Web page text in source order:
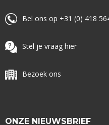
Bel ons op +31 (0) 418
Stel je vraag hier
Bezoek ons
ONZE NIEUWSBRIEF